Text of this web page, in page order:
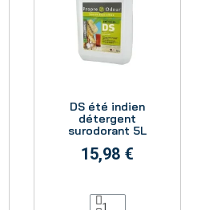
DS été indien
détergent
surodorant 5L
15,98 €